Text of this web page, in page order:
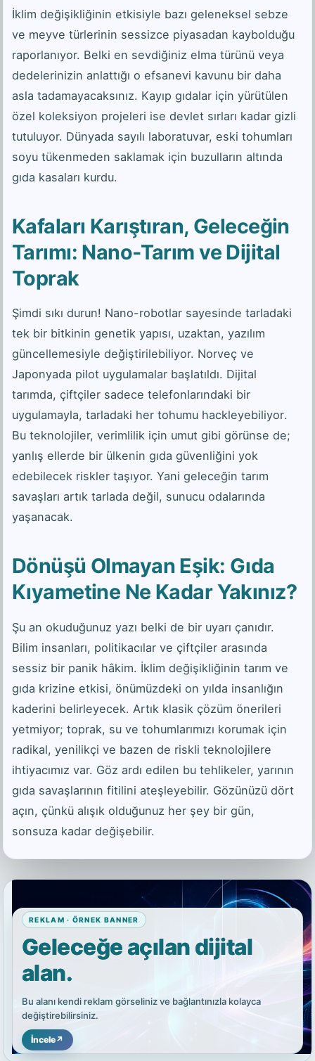
İklim değişikliğinin etkisiyle bazı geleneksel sebze
ve meyve türlerinin sessizce piyasadan kaybolduğu
raporlanıyor. Belki en sevdiğiniz elma türünü veya
dedelerinizin anlattığı o efsanevi kavunu bir daha
asla tadamayacaksınız. Kayıp gıdalar için yürütülen
özel koleksiyon projeleri ise devlet sırları kadar gizli
tutuluyor. Dünyada sayılı laboratuvar, eski tohumları
soyu tükenmeden saklamak için buzulların altında
gıda kasaları kurdu.
Kafaları Karıştıran, Geleceğin
Tarımı: Nano-Tarım ve Dijital
Toprak
Şimdi sıkı durun! Nano-robotlar sayesinde tarladaki
tek bir bitkinin genetik yapısı, uzaktan, yazılım
güncellemesiyle değiştirilebiliyor. Norveç ve
Japonyada pilot uygulamalar başlatıldı. Dijital
tarımda, çiftçiler sadece telefonlarındaki bir
uygulamayla, tarladaki her tohumu hackleyebiliyor.
Bu teknolojiler, verimlilik için umut gibi görünse de;
yanlış ellerde bir ülkenin gıda güvenliğini yok
edebilecek riskler taşıyor. Yani geleceğin tarım
savaşları artık tarlada değil, sunucu odalarında
yaşanacak.
Dönüşü Olmayan Eşik: Gıda
Kıyametine Ne Kadar Yakınız?
Şu an okuduğunuz yazı belki de bir uyarı çanıdır.
Bilim insanları, politikacılar ve çiftçiler arasında
sessiz bir panik hâkim. İklim değişikliğinin tarım ve
gıda krizine etkisi, önümüzdeki on yılda insanlığın
kaderini belirleyecek. Artık klasik çözüm önerileri
yetmiyor; toprak, su ve tohumlarımızı korumak için
radikal, yenilikçi ve bazen de riskli teknolojilere
ihtiyacımız var. Göz ardı edilen bu tehlikeler, yarının
gıda savaşlarının fitilini ateşleyebilir. Gözünüzü dört
açın, çünkü alışık olduğunuz her şey bir gün,
sonsuza kadar değişebilir.
REKLAM · ÖRNEK BANNER
Geleceğe açılan dijital
alan.
Bu alanı kendi reklam görseliniz ve bağlantınızla kolayca
değiştirebilirsiniz.
İncele↗